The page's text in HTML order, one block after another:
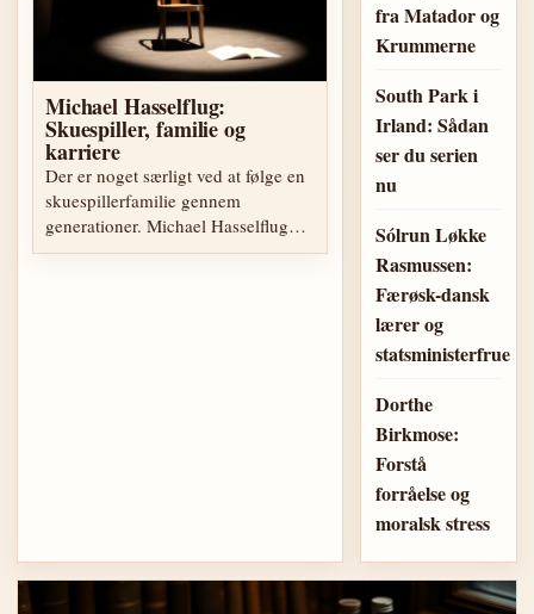
Michael Hasselflug:
Skuespiller, familie og
karriere
Der er noget særligt ved at følge en
skuespillerfamilie gennem
generationer. Michael Hasselflug
har været en…
fra Matador og
Krummerne
South Park i
Irland: Sådan
ser du serien
nu
Sólrun Løkke
Rasmussen:
Færøsk-dansk
lærer og
statsministerfrue
Dorthe
Birkmose:
Forstå
forråelse og
moralsk stress